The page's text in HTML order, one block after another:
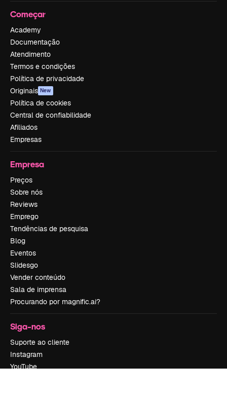
Começar
Academy
Documentação
Atendimento
Termos e condições
Política de privacidade
Originais New
Política de cookies
Central de confiabilidade
Afiliados
Empresas
Empresa
Preços
Sobre nós
Reviews
Emprego
Tendências de pesquisa
Blog
Eventos
Slidesgo
Vender conteúdo
Sala de imprensa
Procurando por magnific.ai?
Siga-nos
Suporte ao cliente
Instagram
YouTube